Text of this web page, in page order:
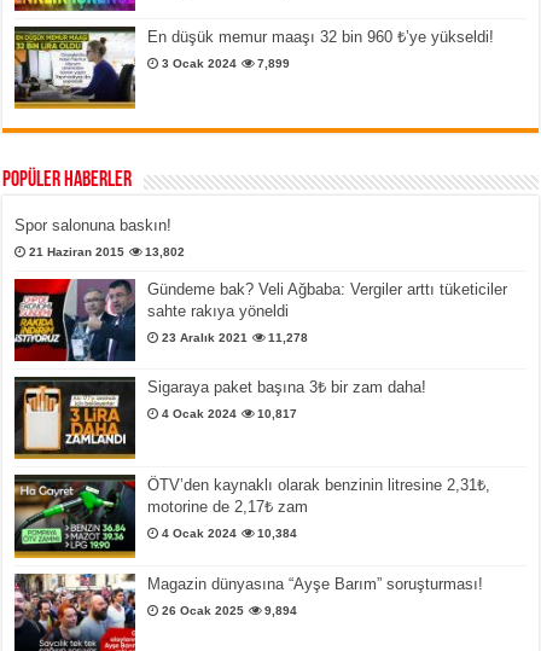
En düşük memur maaşı 32 bin 960 ₺’ye yükseldi!
3 Ocak 2024 7,899
Popüler Haberler
Spor salonuna baskın!
21 Haziran 2015 13,802
Gündeme bak? Veli Ağbaba: Vergiler arttı tüketiciler
sahte rakıya yöneldi
23 Aralık 2021 11,278
Sigaraya paket başına 3₺ bir zam daha!
4 Ocak 2024 10,817
ÖTV’den kaynaklı olarak benzinin litresine 2,31₺,
motorine de 2,17₺ zam
4 Ocak 2024 10,384
Magazin dünyasına “Ayşe Barım” soruşturması!
26 Ocak 2025 9,894